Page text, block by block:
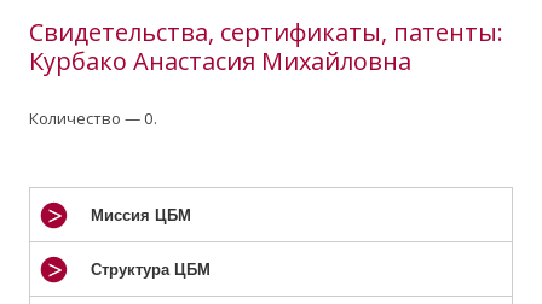
Свидетельства, сертификаты, патенты:
Курбако Анастасия Михайловна
Количество — 0.
Миссия ЦБМ
Структура ЦБМ